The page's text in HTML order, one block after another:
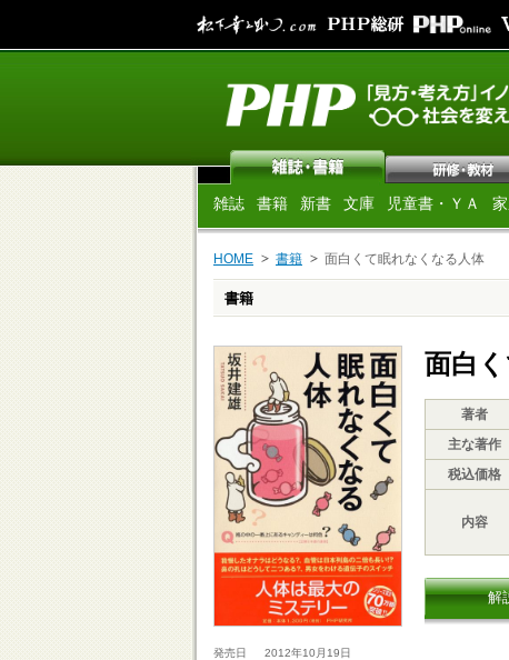
雑誌 書籍 新書 文庫 児童書・ＹＡ
HOME 書籍 面白くて眠れなくなる人体
書籍
発売日
2012年10月19日
面白
著者
主な著作
税込価格
内容
解